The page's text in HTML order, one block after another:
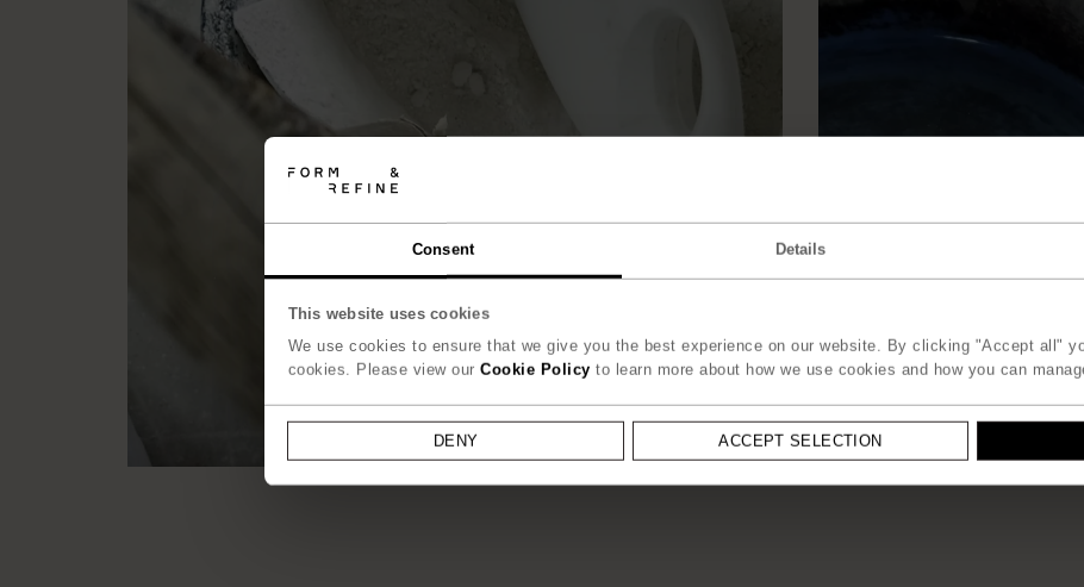
Consent Details
This website uses cookies
We use cookies to ensure that we give you the best experience on our website. By clicking "Accept all"
cookies. Please view our Cookie Policy to learn more about how we use cookies and how you can
DENY ACCEPT SELECTION